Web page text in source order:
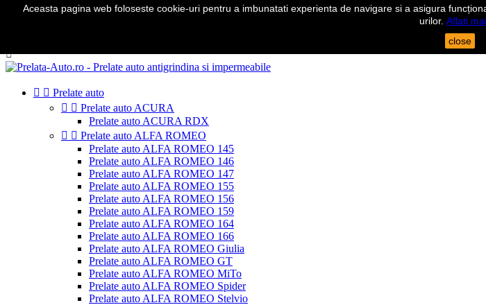
Telefon:0724 571 115

  Prelate auto
  Prelate auto ACURA
Prelate auto ACURA RDX
  Prelate auto ALFA ROMEO
Prelate auto ALFA ROMEO 145
Prelate auto ALFA ROMEO 146
Prelate auto ALFA ROMEO 147
Prelate auto ALFA ROMEO 155
Prelate auto ALFA ROMEO 156
Prelate auto ALFA ROMEO 159
Prelate auto ALFA ROMEO 164
Prelate auto ALFA ROMEO 166
Prelate auto ALFA ROMEO Giulia
Prelate auto ALFA ROMEO GT
Prelate auto ALFA ROMEO MiTo
Prelate auto ALFA ROMEO Spider
Prelate auto ALFA ROMEO Stelvio
Aceasta pagina web foloseste cookie-uri pentru a imbunatati experienta de navigare si a asigura
urilor. Aflati
close